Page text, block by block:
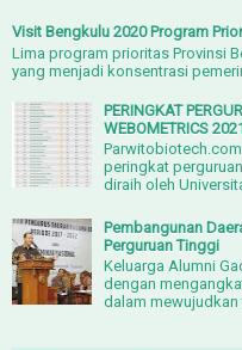
Visit Bengkulu 2020 Program
Lima program prioritas Provinsi
yang menjadi konsentrasi
PERINGKAT
WEBOMETRICS
peringkat
diraih oleh
Pembangunan
Perguruan Tinggi
Keluarga Alumni
dengan
dalam